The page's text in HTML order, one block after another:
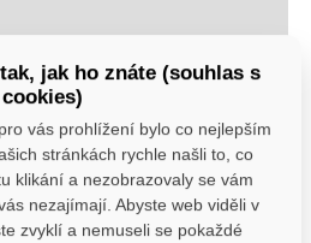
jak ho znáte (souhlas s
cookies)
vás prohlížení bylo co nejlepším
stránkách rychle našli to, co
klikání a nezobrazovaly se vám
nezajímají. Abyste web viděli v
zvyklí a nemuseli se pokaždé